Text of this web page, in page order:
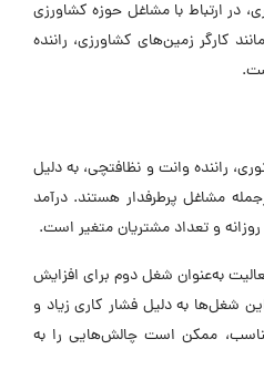
در ارتباط با مشاغل حوزه کشاورزی
کارگر زمین‌های کشاورزی، راننده
راننده وانت و نظافتچی، به دلیل
مشاغل پرطرفدار هستند. درآمد
و تعداد مشتریان متغیر است.
به‌عنوان شغل دوم برای افزایش
شغل‌ها به دلیل فشار کاری زیاد و
ممکن است چالش‌هایی را به